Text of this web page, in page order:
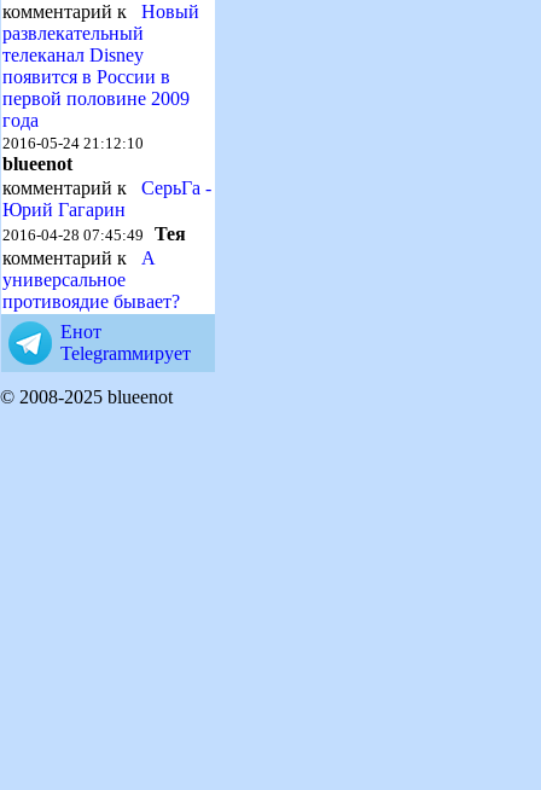
комментарий к Новый
развлекательный
телеканал Disney
появится в России в
первой половине 2009
года
2016-05-24 21:12:10
blueenot
комментарий к СерьГа -
Юрий Гагарин
2016-04-28 07:45:49 Тея
комментарий к А
универсальное
противоядие бывает?
Енот
Telegramмирует
© 2008-2025 blueenot